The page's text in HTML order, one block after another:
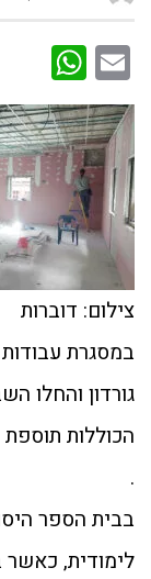
Email
צילום: דוברות
במסגרת
גורדון והחלו
.
בבית הספר
לימודית,